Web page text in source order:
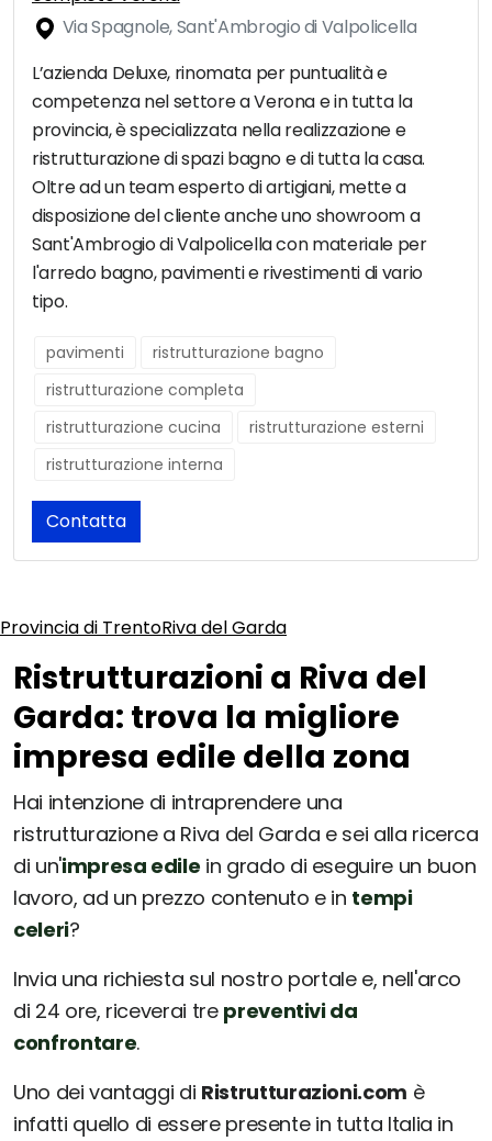
Via Spagnole, Sant'Ambrogio di Valpolicella
L’azienda Deluxe, rinomata per puntualità e
competenza nel settore a Verona e in tutta la
provincia, è specializzata nella realizzazione e
ristrutturazione di spazi bagno e di tutta la casa.
Oltre ad un team esperto di artigiani, mette a
disposizione del cliente anche uno showroom a
Sant'Ambrogio di Valpolicella con materiale per
l'arredo bagno, pavimenti e rivestimenti di vario
tipo.
pavimenti
ristrutturazione bagno
ristrutturazione completa
ristrutturazione cucina
ristrutturazione esterni
ristrutturazione interna
Contatta
Provincia di TrentoRiva del Garda
Ristrutturazioni a Riva del
Garda: trova la migliore
impresa edile della zona
Hai intenzione di intraprendere una
ristrutturazione a Riva del Garda e sei alla ricerca
di un'impresa edile in grado di eseguire un buon
lavoro, ad un prezzo contenuto e in tempi
celeri?
Invia una richiesta sul nostro portale e, nell'arco
di 24 ore, riceverai tre preventivi da
confrontare.
Uno dei vantaggi di Ristrutturazioni.com è
infatti quello di essere presente in tutta Italia in